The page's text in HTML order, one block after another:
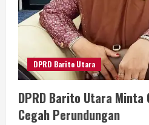
DPRD Barito Utara
DPRD Barito Utara Minta
Cegah Perundungan